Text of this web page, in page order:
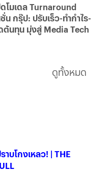
ดโมเดล Turnaround
ชั่น กรุ๊ป: ปรับเร็ว-ทำกำไร-
ต้นทุน มุ่งสู่ Media Tech
ดูทั้งหมด
บโกงเหลว! | THE